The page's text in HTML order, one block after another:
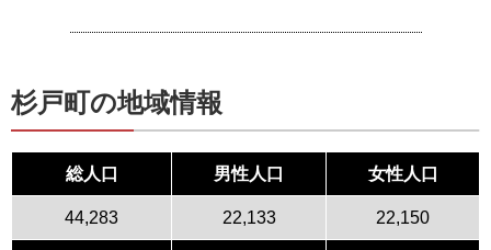
杉戸町の地域情報
総人口 男性人口 女性人口
44,283 22,133 22,150